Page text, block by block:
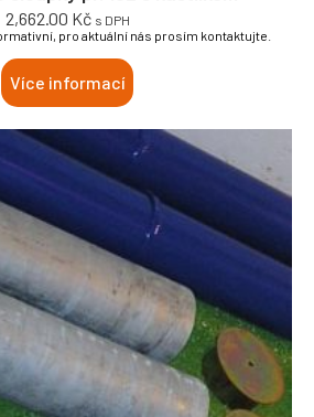
2,662.00 Kč s DPH
pro aktuální nás prosím kontaktujte.
Více informací